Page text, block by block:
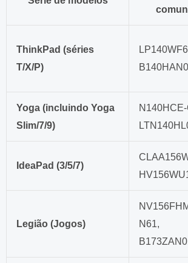
ThinkPad (séries
T/X/P)
Yoga (incluindo Yoga
Slim/7/9)
N140HCE-
IdeaPad (3/5/7)
Legião (Jogos)
N61,